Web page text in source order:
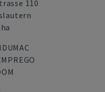
110